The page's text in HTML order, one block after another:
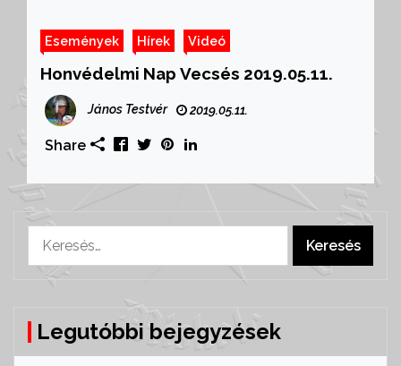
Események Hírek Videó
Honvédelmi Nap Vecsés 2019.05.11.
János Testvér 2019.05.11.
Share
Legutóbbi bejegyzések